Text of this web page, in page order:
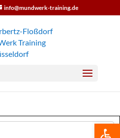
info@mundwerk-training.de